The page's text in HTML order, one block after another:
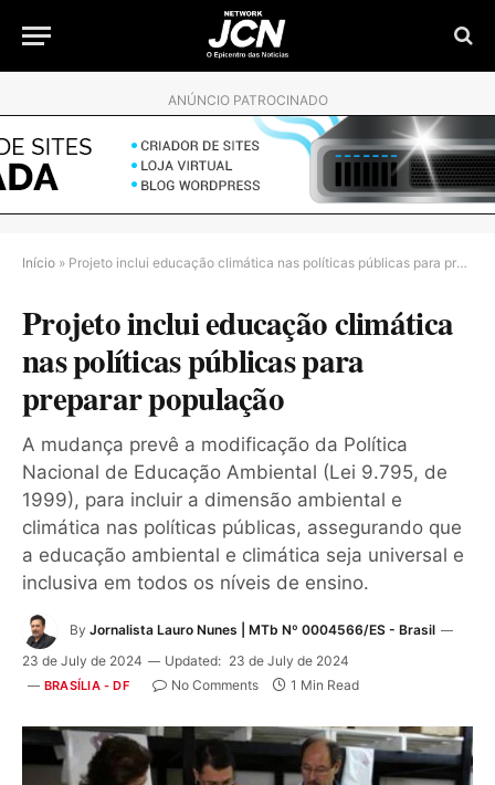
ANÚNCIO PATROCINADO
Início » Projeto inclui educação climática nas políticas públicas para preparar população
Projeto inclui educação climática
nas políticas públicas para
preparar população
A mudança prevê a modificação da Política
Nacional de Educação Ambiental (Lei 9.795, de
1999), para incluir a dimensão ambiental e
climática nas políticas públicas, assegurando que
a educação ambiental e climática seja universal e
inclusiva em todos os níveis de ensino.
By Jornalista Lauro Nunes | MTb Nº 0004566/ES - Brasil
23 de July de 2024
Updated: 23 de July de 2024
BRASÍLIA - DF No Comments 1 Min Read